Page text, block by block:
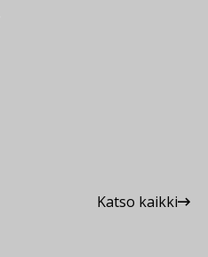
Katso kaikki